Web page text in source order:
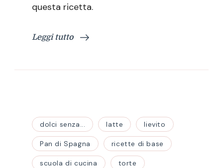
questa ricetta.
Leggi tutto
dolci senza... latte lievito
Pan di Spagna ricette di base
scuola di cucina torte